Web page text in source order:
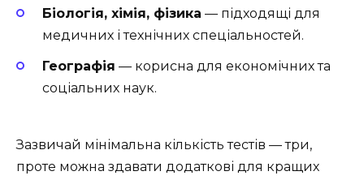
Біологія, хімія, фізика — підходящі для
медичних і технічних спеціальностей.
Географія — корисна для економічних та
соціальних наук.
Зазвичай мінімальна кількість тестів — три,
проте можна здавати додаткові для кращих